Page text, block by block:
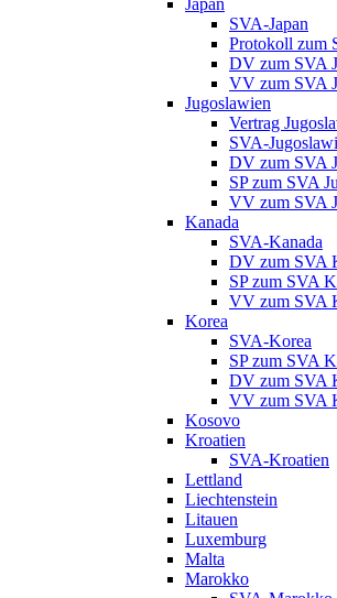
SVA-Japan
Protokoll zum
DV zum SVA
VV zum SVA
Jugoslawien
Vertrag
SVA-
DV zum SVA
SP zum SVA
VV zum SVA
Kanada
SVA-Kanada
DV zum SVA
SP zum SVA
VV zum SVA
Korea
SVA-Korea
SP zum SVA
DV zum SVA
VV zum SVA
Kosovo
Kroatien
SVA-Kroatien
Lettland
Liechtenstein
Litauen
Luxemburg
Malta
Marokko